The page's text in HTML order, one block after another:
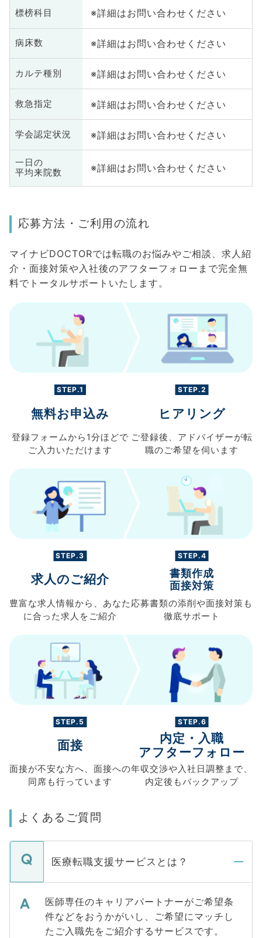
標榜科目 ※詳細はお問い合わせください
病床数 ※詳細はお問い合わせください
カルテ種別 ※詳細はお問い合わせください
救急指定 ※詳細はお問い合わせください
学会認定状況 ※詳細はお問い合わせください
一日の
平均来院数
※詳細はお問い合わせください
応募方法・ご利用の流れ
マイナビDOCTORでは転職のお悩みやご相談、求人紹
介・面接対策や入社後のアフターフォローまで完全無
料でトータルサポートいたします。
STEP.1
無料お申込み
登録フォームから 1分ほどで
ご入力 いただけます
STEP.2
ヒアリング
ご登録後、 アドバイザーが転
職のご希望を伺います
STEP.3
求人のご紹介
豊富な求人情報から、 あなた
に合った求人を ご紹介
STEP.4
書類作成
面接対策
応募書類の添削や面接対策も
徹底サポート
STEP.5
面接
面接が不安な方へ、 面接への
同席も行っています
STEP.6
内定・入職
アフターフォロー
年収交渉や入社日調整まで、
内定後もバックアップ
よくあるご質問
医療転職支援サービスとは？
医師専任のキャリアパートナーがご希望条
件などをおうかがいし、ご希望にマッチし
たご入職先をご紹介するサービスです。